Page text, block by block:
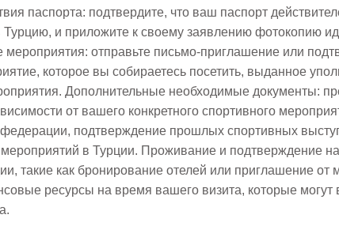
паспорта: подтвердите, что ваш паспорт
и приложите к своему заявлению фотокопию
мероприятия: отправьте письмо-приглашение или
которое вы собираетесь посетить, выданное
Дополнительные необходимые документы:
от вашего конкретного спортивного
подтверждение прошлых спортивных
в Турции. Проживание и подтверждение
такие как бронирование отелей или приглашение от
ресурсы на время вашего визита, которые могут